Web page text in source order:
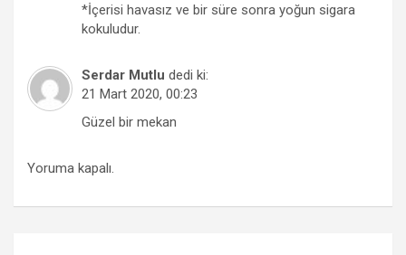
*İçerisi havasız ve bir süre sonra yoğun sigara
kokuludur.
Serdar Mutlu dedi ki:
21 Mart 2020, 00:23
Güzel bir mekan
Yoruma kapalı.